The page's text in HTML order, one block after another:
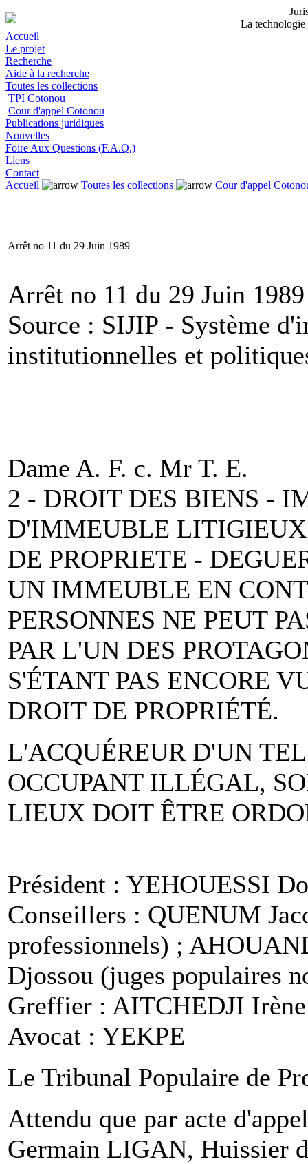
La technologie
Accueil
Le projet
Recherche
Aide à la recherche
Toutes les collections
TPI Cotonou
Cour d'appel Cotonou
Publications juridiques
Nouvelles
Foire Aux Questions (F.A.Q.)
Liens
Contact
Accueil
Toutes les collections Cour d'appel
Arrêt no 11 du 29 Juin 1989
Arrêt no 11 du 29 Juin 1989
Source : SIJIP - Système
institutionnelles et
Dame A. F. c. Mr T. E.
2 - DROIT DES BIENS -
D'IMMEUBLE LITIGIEUX
DE PROPRIETE -
UN IMMEUBLE EN
PERSONNES NE PEUT
PAR L'UN DES
S'ÉTANT PAS ENCORE
DROIT DE PROPRIÉTÉ.
L'ACQUÉREUR D'UN
OCCUPANT ILLÉGAL,
LIEUX DOIT ÊTRE
Président : YEHOUESSI
Conseillers : QUENUM
professionnels) ;
Djossou (juges populaires
Greffier : AITCHEDJI Irène
Avocat : YEKPE
Le Tribunal Populaire de
Attendu que par acte
Germain LIGAN, Huissier